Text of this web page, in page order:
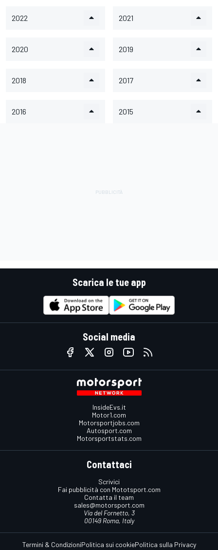
2022 2021
2020 2019
2018 2017
2016 2015
Scarica le tue app
Social media
InsideEvs.it
Motor1.com
Motorsportjobs.com
Autosport.com
Motorsportstats.com
Contattaci
Scrivici
Fai pubblicità con Mototsport.com
Contatta il team
sales@motorsport.com
Via del Fornetto, 3
00149 Roma, Italy
Termini & CondizioniPolitica sui cookiePolitica sulla Privacy